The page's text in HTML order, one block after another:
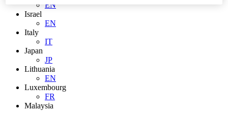
EN
Israel
EN
Italy
IT
Japan
JP
Lithuania
EN
Luxembourg
FR
Malaysia